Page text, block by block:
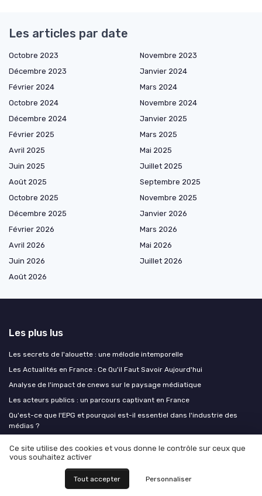
Les articles par date
Octobre 2023
Novembre 2023
Décembre 2023
Janvier 2024
Février 2024
Mars 2024
Octobre 2024
Novembre 2024
Décembre 2024
Janvier 2025
Février 2025
Mars 2025
Avril 2025
Mai 2025
Juin 2025
Juillet 2025
Août 2025
Septembre 2025
Octobre 2025
Novembre 2025
Décembre 2025
Janvier 2026
Février 2026
Mars 2026
Avril 2026
Mai 2026
Juin 2026
Juillet 2026
Août 2026
Les plus lus
Les secrets de l'alouette : une mélodie intemporelle
Les Actualités en France : Ce Qu'il Faut Savoir Aujourd'hui
Analyse de l'impact de cnews sur le paysage médiatique
Les acteurs publics : un parcours captivant en France
Qu'est-ce que l'EPG et pourquoi est-il essentiel dans l'industrie des
médias ?
Les derniers articles
Comment un photographe du Ventoux façonne son personal branding
Ce site utilise des cookies et vous donne le contrôle sur ceux que
vous souhaitez activer
Tout accepter Personnaliser